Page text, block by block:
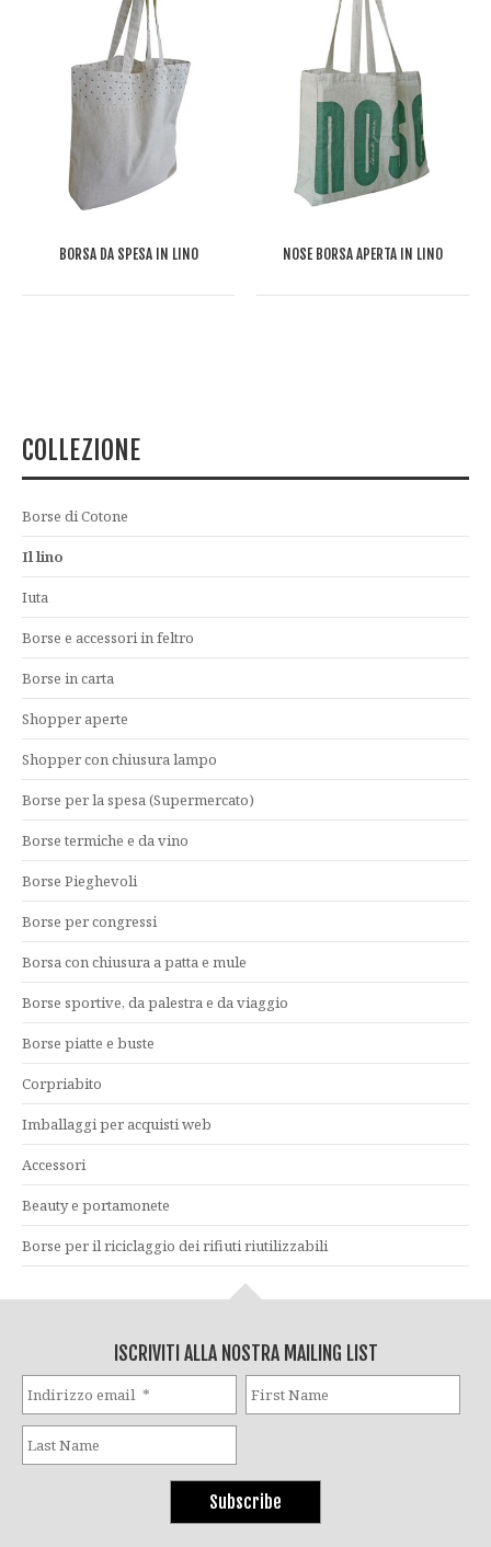
BORSA DA SPESA IN LINO NOSE BORSA APERTA IN LINO
COLLEZIONE
Borse di Cotone
Il lino
Iuta
Borse e accessori in feltro
Borse in carta
Shopper aperte
Shopper con chiusura lampo
Borse per la spesa (Supermercato)
Borse termiche e da vino
Borse Pieghevoli
Borse per congressi
Borsa con chiusura a patta e mule
Borse sportive, da palestra e da viaggio
Borse piatte e buste
Corpriabito
Imballaggi per acquisti web
Accessori
Beauty e portamonete
Borse per il riciclaggio dei rifiuti riutilizzabili
ISCRIVITI ALLA NOSTRA MAILING LIST